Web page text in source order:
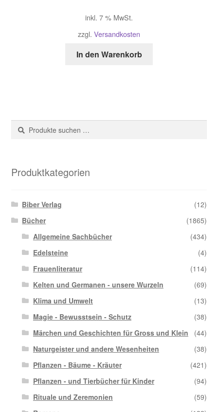
inkl. 7 % MwSt.
zzgl. Versandkosten
In den Warenkorb
Suche
nach:
Suchen
Produktkategorien
Biber Verlag
(12)
Bücher
(1865)
Allgemeine Sachbücher
(434)
Edelsteine
(4)
Frauenliteratur
(114)
Kelten und Germanen - unsere Wurzeln
(69)
Klima und Umwelt
(13)
Magie - Bewusstsein - Schutz
(38)
Märchen und Geschichten für Gross und Klein
(44)
Naturgeister und andere Wesenheiten
(38)
Pflanzen - Bäume - Kräuter
(421)
Pflanzen - und Tierbücher für Kinder
(94)
Rituale und Zeremonien
(59)